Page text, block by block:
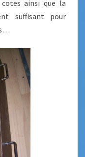
ainsi que la
suffisant pour